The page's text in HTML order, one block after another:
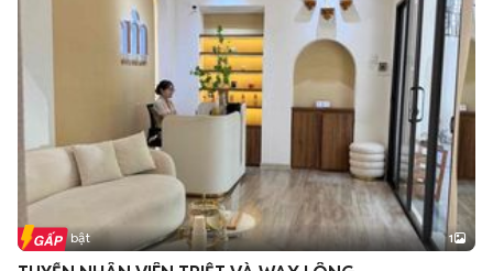
Tin nổi bật 1